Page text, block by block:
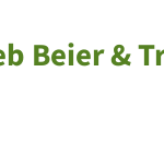
Beier &